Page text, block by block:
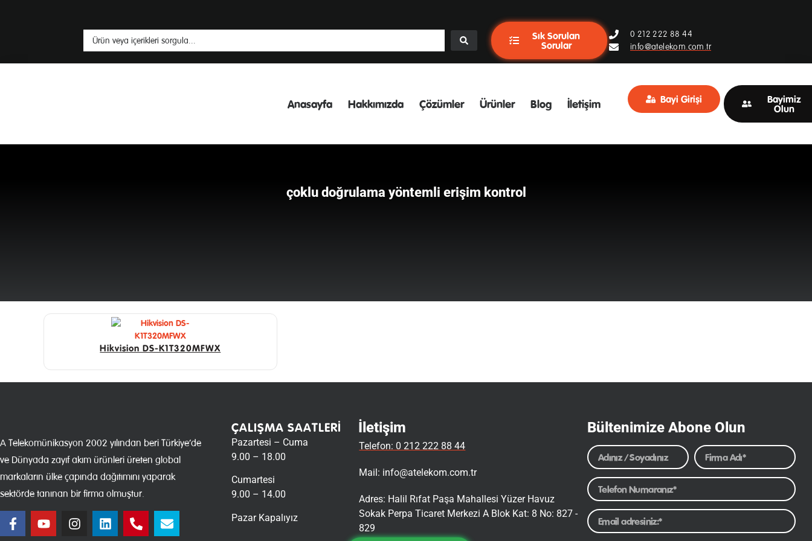
Sık Sorulan
Sorular
0 212 222 88 44
info@atelekom.com.tr
Anasayfa Hakkımızda Çözümler Ürünler Blog İletişim Bayi Girişi
Bayimiz
Olun
çoklu doğrulama yöntemli erişim kontrol
Hikvision DS-K1T320MFWX
A Telekomünikasyon 2002 yılından beri Türkiye’de
ve Dünyada zayıf akım ürünleri üreten global
markaların ülke çapında dağıtımını yaparak
sektörde tanınan bir firma olmuştur.
ÇALIŞMA SAATLERI
Pazartesi – Cuma
9.00 – 18.00
Cumartesi
9.00 – 14.00
Pazar Kapalıyız
İletişim
Telefon: 0 212 222 88 44
Mail: info@atelekom.com.tr
Adres: Halil Rıfat Paşa Mahallesi Yüzer Havuz
Sokak Perpa Ticaret Merkezi A Blok Kat: 8 No: 827 -
829
Bültenimize Abone Olun